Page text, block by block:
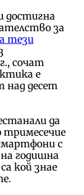
достигна
за
тези
сочат
е
над десет
да
с
на годишна
кой знае